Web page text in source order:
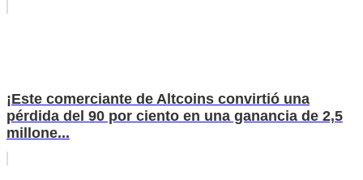
¡Este comerciante de Altcoins convirtió una
pérdida del 90 por ciento en una ganancia de 2,5
millone...